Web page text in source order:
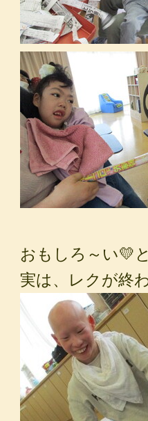
おもしろ～い💛
実は、レクが終